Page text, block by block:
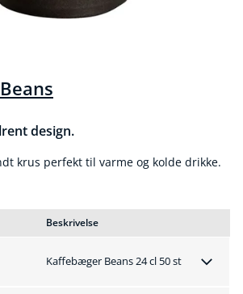
design.
krus perfekt til varme og kolde drikke.
Beskrivelse
Kaffebæger Beans 24 cl 50 st